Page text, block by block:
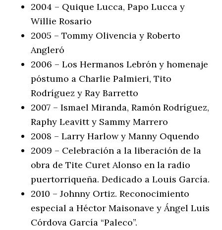
2004 – Quique Lucca, Papo Lucca y
Willie Rosario
2005 – Tommy Olivencia y Roberto
Angleró
2006 – Los Hermanos Lebrón y homenaje
póstumo a Charlie Palmieri, Tito
Rodríguez y Ray Barretto
2007 – Ismael Miranda, Ramón Rodríguez,
Raphy Leavitt y Sammy Marrero
2008 – Larry Harlow y Manny Oquendo
2009 – Celebración a la liberación de la
obra de Tite Curet Alonso en la radio
puertorriqueña. Dedicado a Louis García.
2010 – Johnny Ortiz. Reconocimiento
especial a Héctor Maisonave y Ángel Luis
Córdova García “Paleco”.